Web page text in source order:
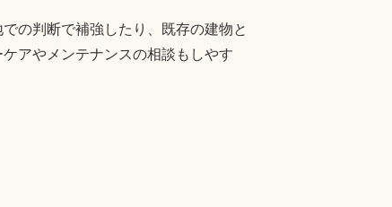
の判断で補強したり、既存の建物と
アやメンテナンスの相談もしやす